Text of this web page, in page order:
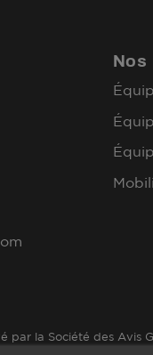
Nos
par la Société des Avis